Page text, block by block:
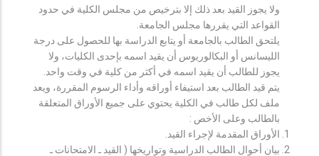
ولا يجوز القيد بعد ذلك إلا بترخيص من مجلس الكلية في حدود
القواعد التي يقررها مجلس الجامعة.
يلتحق الطالب بالجامعة أو يتابع الدراسة بها للحصول على درجة
الليسانس أو البكالوريوس أن يقيد اسمه بإحدى الكليات، ولا
يجوز للطالب أن يقيد اسمه في أكثر من كلية في وقت واحد.
يتم قيد الطالب بعد استيفاء أوراقه وأداء الرسوم المقررة، ويعد
ملف لكل طالب في الكلية يحتوي على جميع الأوراق المتعلقة
بالطالب وعلى الأخص :
الأوراق المقدمة لإجراء القيد.
بيان أحوال الطالب الدراسية وتواريخها ( القيد ـ الامتحانات ـ